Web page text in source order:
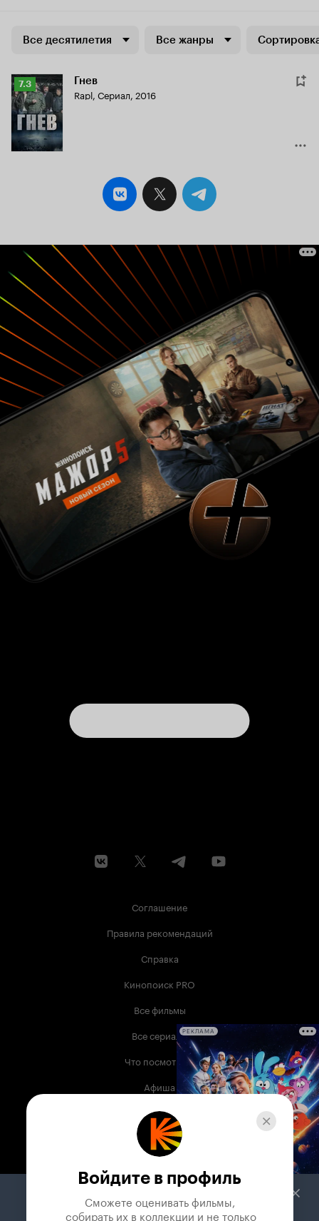
Все десятилетия Все жанры
Рейтинг
Кинопоиска
7.3
7.3 Гнев
Rapl, Сериал, 2016
Соглашение
Правила рекомендаций
Справка
Кинопоиск PRO
Все фильмы
Все сериалы
Что посмотреть
Афиша
Музыка
Телепрограмма
Служба поддержки
РЕКЛАМА
Войдите в профиль
Сможете оценивать фильмы,
собирать их в коллекции и не только